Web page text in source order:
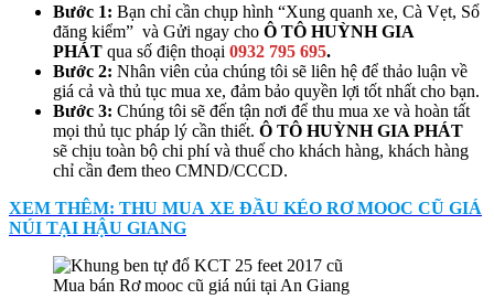
Bước 1: Bạn chỉ cần chụp hình “Xung quanh xe, Cà Vẹt, Sổ
đăng kiểm” và Gửi ngay cho Ô TÔ HUỲNH GIA
PHÁT qua số điện thoại 0932 795 695.
Bước 2: Nhân viên của chúng tôi sẽ liên hệ để thảo luận về
giá cả và thủ tục mua xe, đảm bảo quyền lợi tốt nhất cho bạn.
Bước 3: Chúng tôi sẽ đến tận nơi để thu mua xe và hoàn tất
mọi thủ tục pháp lý cần thiết. Ô TÔ HUỲNH GIA PHÁT
sẽ chịu toàn bộ chi phí và thuế cho khách hàng, khách hàng
chỉ cần đem theo CMND/CCCD.
XEM THÊM: THU MUA XE ĐẦU KÉO RƠ MOOC CŨ GIÁ
NÚI TẠI HẬU GIANG
Mua bán Rơ mooc cũ giá núi tại An Giang